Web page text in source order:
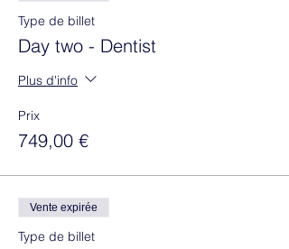
Type de billet
Day two - Dentist
Plus d'info
Prix
749,00 €
Vente expirée
Type de billet